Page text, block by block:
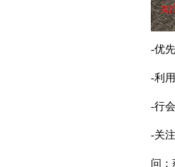
-优
-利
-行
-关
问：